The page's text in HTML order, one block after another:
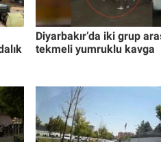
Diyarbakır’da iki grup
tekmeli yumruklu kavga